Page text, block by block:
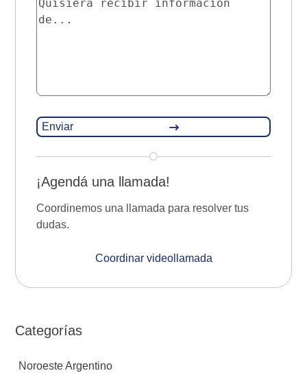
¡Agendá una llamada!
Coordinemos una llamada para resolver tus
dudas.
Coordinar videollamada
Categorías
Noroeste Argentino